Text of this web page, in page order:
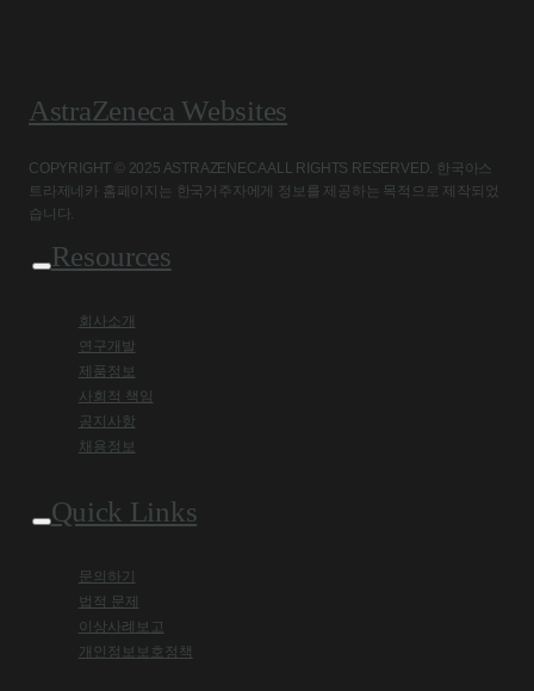
AstraZeneca Websites
COPYRIGHT © 2025 ASTRAZENECA ALL RIGHTS RESERVED. 한국아스
트라제네카 홈페이지는 한국거주자에게 정보를 제공하는 목적으로 제작되었
습니다.
Resources
회사소개
연구개발
제품정보
사회적 책임
공지사항
채용정보
Quick Links
문의하기
법적 문제
이상사례보고
개인정보보호정책